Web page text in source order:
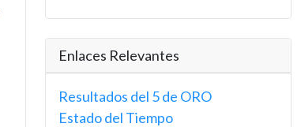
Enlaces Relevantes
Resultados del 5 de ORO
Estado del Tiempo